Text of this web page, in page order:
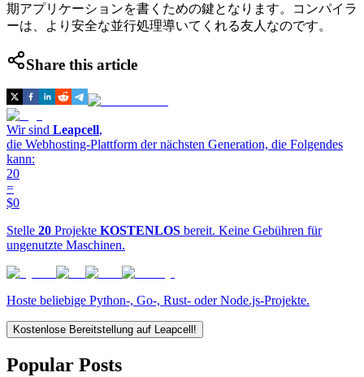
期アプリケーションを書くための鍵となります。コンパイラ
ーは、より安全な並行処理導いてくれる友人なのです。
Share this article
Wir sind Leapcell,
die Webhosting-Plattform der nächsten Generation, die Folgendes
kann:
20
=
$0
Stelle 20 Projekte KOSTENLOS bereit. Keine Gebühren für
ungenutzte Maschinen.
Hoste beliebige Python-, Go-, Rust- oder Node.js-Projekte.
Kostenlose Bereitstellung auf Leapcell!
Popular Posts